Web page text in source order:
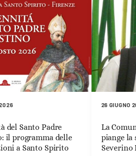
del Santo Padre
il programma delle
a Santo Spirito
26 GIUGNO
La
piange la
Severino